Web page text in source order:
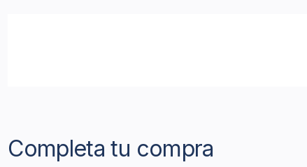
Completa tu compra